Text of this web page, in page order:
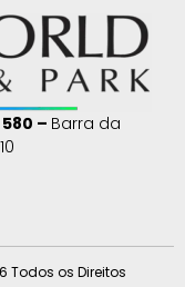
– Barra da
Todos os Direitos